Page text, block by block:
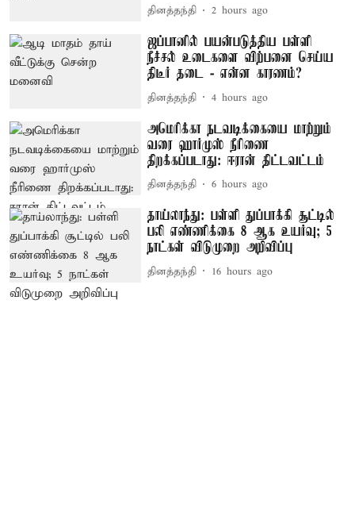
தினத்தந்தி 2 hours ago
ஜப்பானில் பயன்படுத்திய பள்ளி
நீச்சல் உடைகளை விற்பனை செய்ய
திடீர் தடை - என்ன காரணம்?
தினத்தந்தி 4 hours ago
அமெரிக்கா நடவடிக்கையை மாற்றும்
வரை ஹார்முஸ் நீரிணை
திறக்கப்படாது: ஈரான் திட்டவட்டம்
தினத்தந்தி 6 hours ago
தாய்லாந்து: பள்ளி துப்பாக்கி சூட்டில்
பலி எண்ணிக்கை 8 ஆக உயர்வு; 5
நாட்கள் விடுமுறை அறிவிப்பு
தினத்தந்தி 16 hours ago